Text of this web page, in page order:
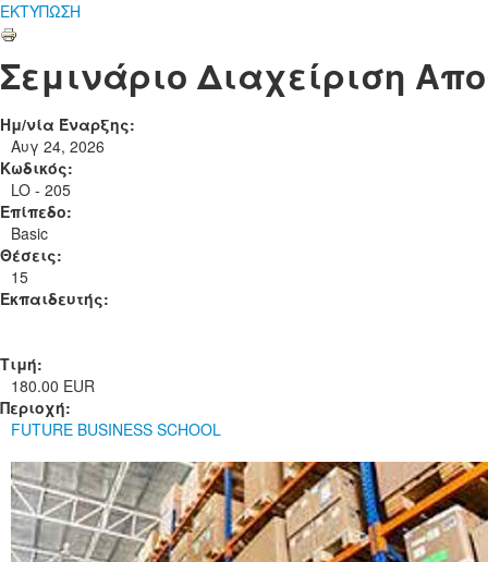
ΕΚΤΥΠΩΣΗ
Σεμινάριο Διαχείριση
Ημ/νία Έναρξης:
Αυγ 24, 2026
Κωδικός:
LO - 205
Επίπεδο:
Basic
Θέσεις:
15
Εκπαιδευτής:
Τιμή:
180.00 EUR
Περιοχή:
FUTURE BUSINESS SCHOOL